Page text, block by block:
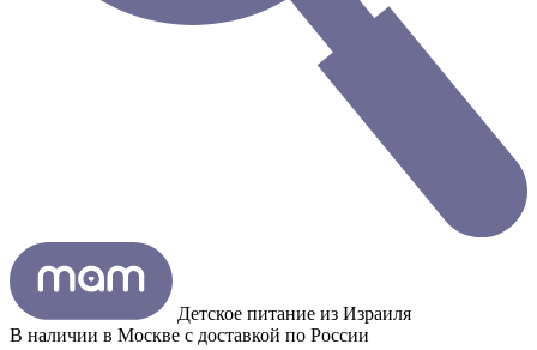
Детское питание из Израиля
В наличии в Москве с доставкой по России